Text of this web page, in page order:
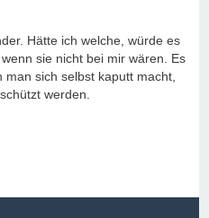
Hätte ich welche, würde es
sie nicht bei mir wären. Es
sich selbst kaputt macht,
werden.